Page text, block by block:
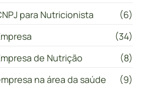
para Nutricionista
(6)
(34)
de Nutrição
(8)
na área da saúde
(9)